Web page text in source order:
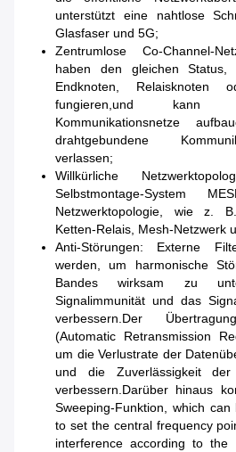
unterstützt eine nahtlose
Glasfaser und 5G;
Zentrumlose Co-Channel-
haben den gleichen
Endknoten, Relaisknoten
fungieren,und kann
Kommunikationsnetze
drahtgebundene
verlassen;
Willkürliche
Selbstmontage-System
Netzwerktopologie, wie z. B.
Ketten-Relais, Mesh-Netzwerk
Anti-Störungen: Externe
werden, um harmonische
Bandes wirksam zu
Signalimmunität und das
verbessern.Der
(Automatic Retransmission
um die Verlustrate der
und die Zuverlässigkeit der
verbessern.Darüber hinaus
Sweeping-Funktion, which
to set the central frequency
interference according to